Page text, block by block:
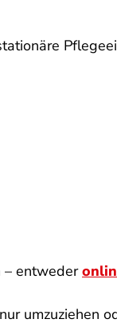
– entweder
umzuziehen